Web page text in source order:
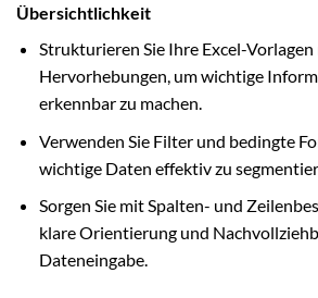
Übersichtlichkeit
Strukturieren Sie Ihre Excel-
Hervorhebungen, um wichtige
erkennbar zu machen.
Verwenden Sie Filter und bedingte
wichtige Daten effektiv zu
Sorgen Sie mit Spalten- und
klare Orientierung und
Dateneingabe.